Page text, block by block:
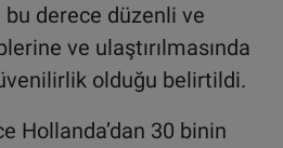
derece düzenli ve
ve ulaştırılmasında
olduğu belirtildi.
Hollanda’dan 30 binin